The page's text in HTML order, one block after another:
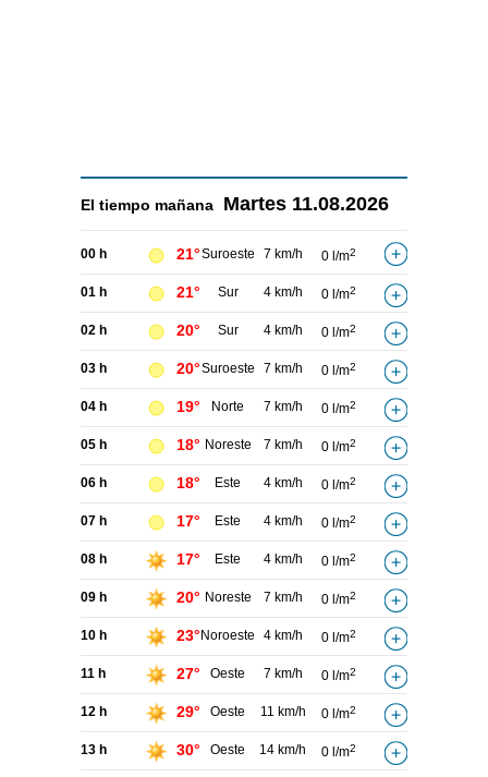
El tiempo mañana Martes 11.08.2026
00 h 21°Suroeste 7 km/h 0 l/m2
01 h 21° Sur 4 km/h 0 l/m2
02 h 20° Sur 4 km/h 0 l/m2
03 h 20°Suroeste 7 km/h 0 l/m2
04 h 19° Norte 7 km/h 0 l/m2
05 h 18° Noreste 7 km/h 0 l/m2
06 h 18° Este 4 km/h 0 l/m2
07 h 17° Este 4 km/h 0 l/m2
08 h 17° Este 4 km/h 0 l/m2
09 h 20° Noreste 7 km/h 0 l/m2
10 h 23°Noroeste 4 km/h 0 l/m2
11 h 27° Oeste 7 km/h 0 l/m2
12 h 29° Oeste 11 km/h 0 l/m2
13 h 30° Oeste 14 km/h 0 l/m2